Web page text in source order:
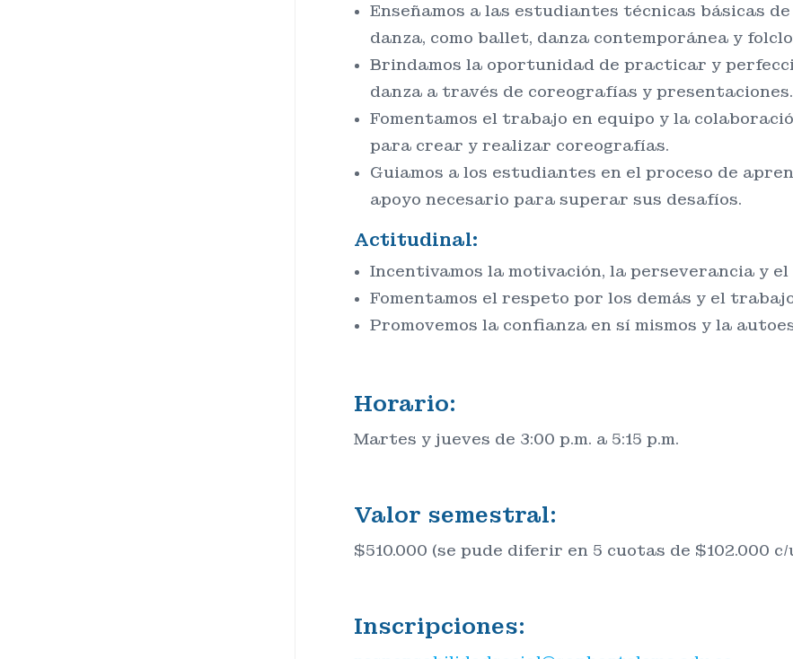
Enseñamos a las estudiantes técnicas básicas
danza, como ballet, danza contemporánea y
Brindamos la oportunidad de practicar y
danza a través de coreografías y presentaciones.
Fomentamos el trabajo en equipo y la
para crear y realizar coreografías.
Guiamos a los estudiantes en el proceso de
apoyo necesario para superar sus desafíos.
Actitudinal:
Incentivamos la motivación, la perseverancia y
Fomentamos el respeto por los demás y el
Promovemos la confianza en sí mismos y la
Horario:
Martes y jueves de 3:00 p.m. a 5:15 p.m.
Valor semestral:
$510.000 (se pude diferir en 5 cuotas de $102.000 c/
Inscripciones: